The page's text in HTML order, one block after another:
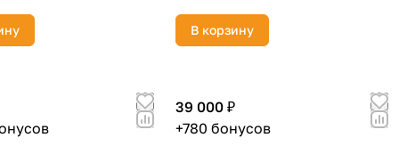
В корзину
39 000 ₽
+780 бонусов